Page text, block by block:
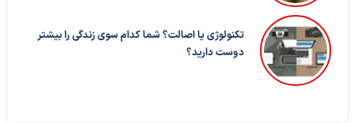
تکنولوژی یا اصالت؟ شما کدام سوی زندگی را بیشتر
دوست دارید؟